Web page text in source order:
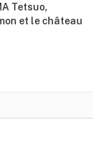
Tetsuo,
et le château